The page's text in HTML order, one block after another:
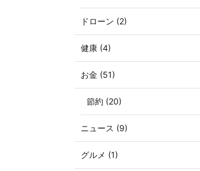
ドローン (2)
健康 (4)
お金 (51)
節約 (20)
ニュース (9)
グルメ (1)